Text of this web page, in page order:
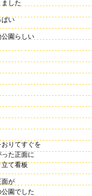
ました
ぱい
園らしい
りてすぐを
た正面に
て看板
面が
公園でした